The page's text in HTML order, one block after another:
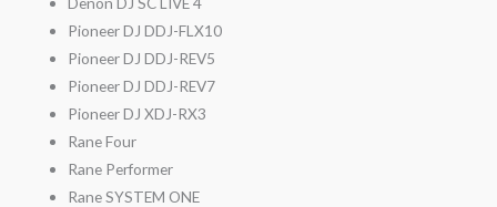
Pioneer DJ DDJ-FLX10
Pioneer DJ DDJ-REV5
Pioneer DJ DDJ-REV7
Pioneer DJ XDJ-RX3
Rane Four
Rane Performer
Rane SYSTEM ONE